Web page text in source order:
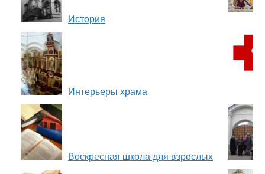
История
Интерьеры храма
Воскресная школа для взрослых